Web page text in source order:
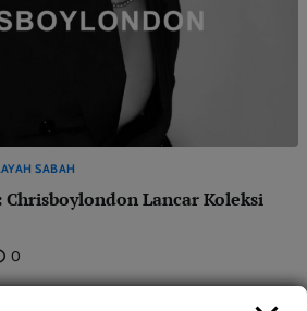
SABAH
Chrisboylondon Lancar Koleksi
0